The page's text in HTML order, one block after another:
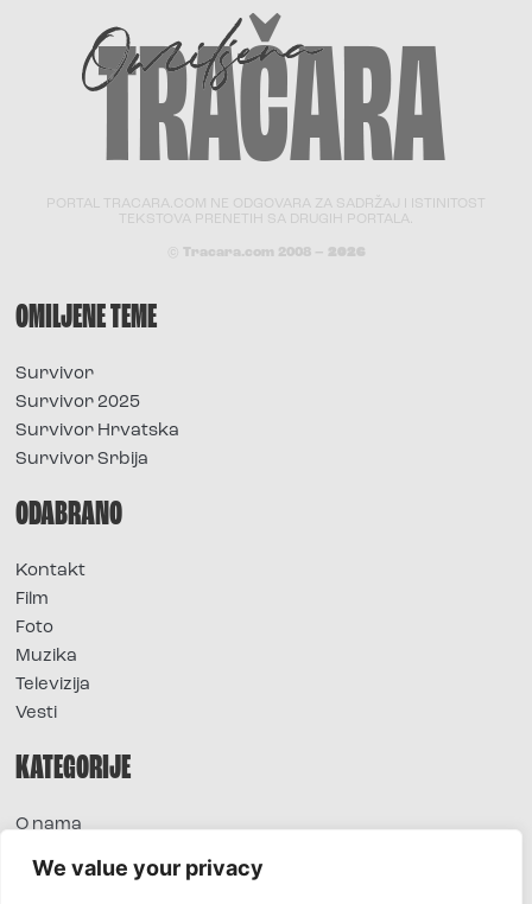
We value your privacy
PORTAL TRACARA.COM NE ODGOVARA ZA SADRŽAJ I ISTINITOST
TEKSTOVA PRENETIH SA DRUGIH PORTALA.
© Tracara.com 2008 – 2026
OMILJENE TEME
Survivor
Survivor 2025
Survivor Hrvatska
Survivor Srbija
ODABRANO
Kontakt
Film
Foto
Muzika
Televizija
Vesti
KATEGORIJE
O nama
Extra